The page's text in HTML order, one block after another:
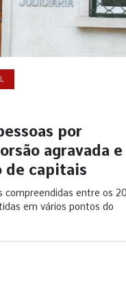
por
agravada e
de capitais
compreendidas entre os 20
em vários pontos do